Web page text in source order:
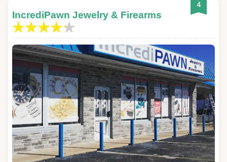
4
IncrediPawn Jewelry & Firearms